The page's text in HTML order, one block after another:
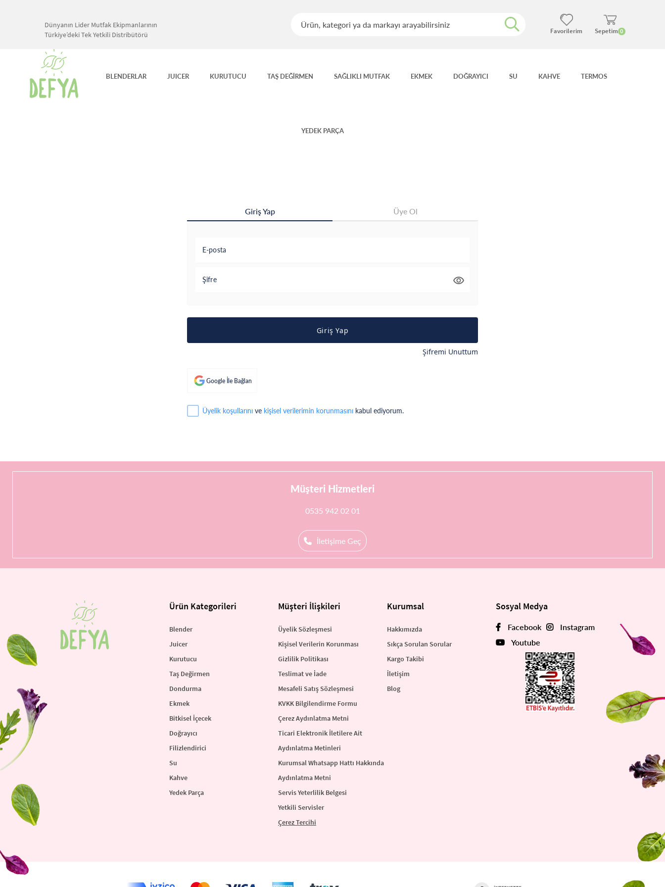
Dünyanın Lider Mutfak Ekipmanlarının
Türkiye’deki Tek Yetkili Distribütörü
Sepetim 0
Favorilerim
BLENDERLAR JUICER KURUTUCU TAŞ DEĞİRMEN SAĞLIKLI MUTFAK EKMEK DOĞRAYICI SU KAHVE TERMOS
YEDEK PARÇA
Giriş Yap Üye Ol
E-posta
Şifre
Giriş Yap
Şifremi Unuttum
Google İle Bağlan
Üyelik koşullarını ve kişisel verilerimin korunmasını kabul ediyorum.
Müşteri Hizmetleri
0535 942 02 01
İletişime Geç
Ürün Kategorileri
Blender
Juicer
Kurutucu
Taş Değirmen
Dondurma
Ekmek
Bitkisel İçecek
Doğrayıcı
Filizlendirici
Su
Kahve
Yedek Parça
Müşteri İlişkileri
Üyelik Sözleşmesi
Kişisel Verilerin Korunması
Gizlilik Politikası
Teslimat ve İade
Mesafeli Satış Sözleşmesi
KVKK Bilgilendirme Formu
Çerez Aydınlatma Metni
Ticari Elektronik İletilere Ait
Aydınlatma Metinleri
Kurumsal Whatsapp Hattı Hakkında
Aydınlatma Metni
Servis Yeterlilik Belgesi
Yetkili Servisler
Çerez Tercihi
Kurumsal
Hakkımızda
Sıkça Sorulan Sorular
Kargo Takibi
İletişim
Blog
Sosyal Medya
Facebook
Instagram
Youtube